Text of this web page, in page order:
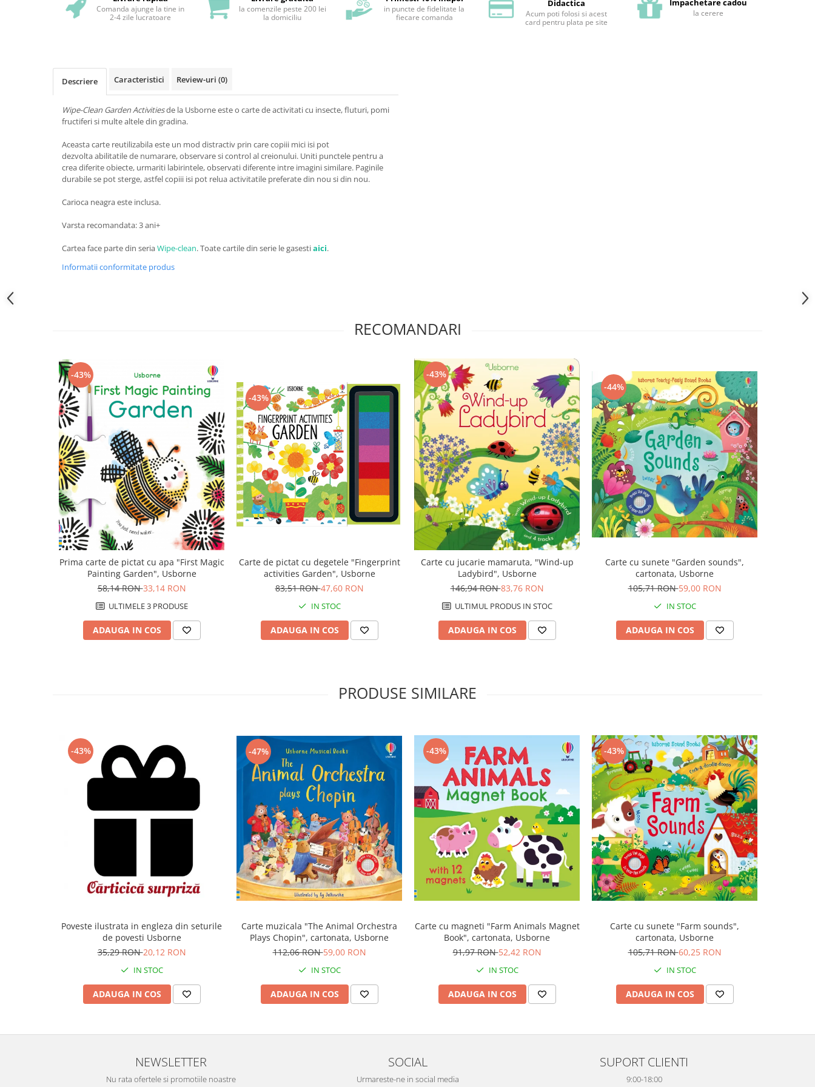
Comanda ajunge la tine in
2-4 zile lucratoare
la comenzile peste 200 lei
la domiciliu
in puncte de fidelitate la
fiecare comanda
Didactica
Acum poti folosi si acest
card pentru plata pe site
Impachetare cadou
la cerere
Descriere Caracteristici Review-uri (0)
Wipe-Clean Garden Activitiesde la Usborne este o carte de activitati cu insecte, fluturi, pomi
fructiferi si multe altele din gradina.
Aceasta carte reutilizabila este un mod distractiv prin care copiii mici isi pot
dezvolta abilitatile de numarare, observare si control al creionului. Uniti punctele pentru a
crea diferite obiecte, urmariti labirintele, observati diferente intre imagini similare. Paginile
durabile se pot sterge, astfel copiii isi pot relua activitatile preferate din nou si din nou.
Carioca neagra este inclusa.
Varsta recomandata: 3 ani+
Cartea face parte din seriaWipe-clean. Toate cartile din serie le gasestiaici.
Informatii conformitate produs
RECOMANDARI
-43%
Prima carte de pictat cu apa "First Magic
Painting Garden", Usborne
58,14 RON33,14 RON
ULTIMELE 3 PRODUSE
ADAUGA IN COS
-43%
Carte de pictat cu degetele "Fingerprint
activities Garden", Usborne
83,51 RON47,60 RON
IN STOC
ADAUGA IN COS
-43%
Carte cu jucarie mamaruta, "Wind-up
Ladybird", Usborne
146,94 RON83,76 RON
ULTIMUL PRODUS IN STOC
ADAUGA IN COS
-44%
Carte cu sunete "Garden sounds",
cartonata, Usborne
105,71 RON59,00 RON
IN STOC
ADAUGA IN COS
PRODUSE SIMILARE
-43%
Poveste ilustrata in engleza din seturile
de povesti Usborne
35,29 RON20,12 RON
IN STOC
ADAUGA IN COS
-47%
Carte muzicala "The Animal Orchestra
Plays Chopin", cartonata, Usborne
112,06 RON59,00 RON
IN STOC
ADAUGA IN COS
-43%
Carte cu magneti "Farm Animals Magnet
Book", cartonata, Usborne
91,97 RON52,42 RON
IN STOC
ADAUGA IN COS
-43%
Carte cu sunete "Farm sounds",
cartonata, Usborne
105,71 RON60,25 RON
IN STOC
ADAUGA IN COS
NEWSLETTER
Nu rata ofertele si promotiile noastre
SOCIAL
Urmareste-ne in social media
SUPORT CLIENTI
9:00-18:00